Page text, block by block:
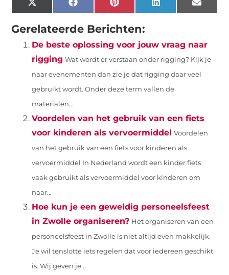
X
(Twitter)
FacebookPinterestLinkedInEmail
Gerelateerde Berichten:
De beste oplossing voor jouw vraag naar
rigging Wat wordt er verstaan onder rigging? Kijk je
naar evenementen dan zie je dat rigging daar veel
gebruikt wordt. Onder deze term vallen de
materialen...
Voordelen van het gebruik van een fiets
voor kinderen als vervoermiddel Voordelen
van het gebruik van een fiets voor kinderen als
vervoermiddel In Nederland wordt een kinder fiets
vaak gebruikt als vervoermiddel voor kinderen om
naar...
Hoe kun je een geweldig personeelsfeest
in Zwolle organiseren? Het organiseren van een
personeelsfeest in Zwolle is niet altijd even makkelijk.
Je wil tenslotte iets regelen dat voor iedereen geschikt
is. Wij geven je...